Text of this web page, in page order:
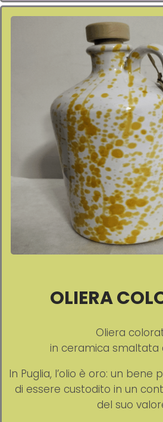
OLIERA
Oliera
in ceramica smaltata
In Puglia, l’olio è oro: un bene
di essere custodito in un
del suo